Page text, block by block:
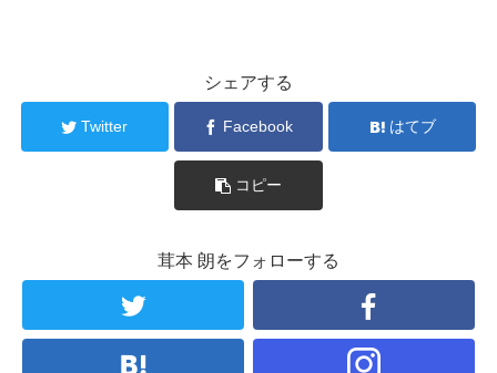
シェアする
Twitter Facebook はてブ
コピー
茸本 朗をフォローする